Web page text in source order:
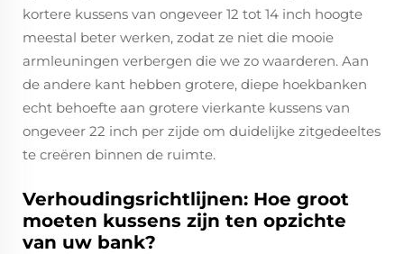
kortere kussens van ongeveer 12 tot 14 inch hoogte
meestal beter werken, zodat ze niet die mooie
armleuningen verbergen die we zo waarderen. Aan
de andere kant hebben grotere, diepe hoekbanken
echt behoefte aan grotere vierkante kussens van
ongeveer 22 inch per zijde om duidelijke zitgedeeltes
te creëren binnen de ruimte.
Verhoudingsrichtlijnen: Hoe groot
moeten kussens zijn ten opzichte
van uw bank?